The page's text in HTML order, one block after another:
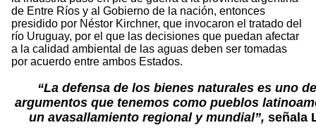
de Entre Ríos y al Gobierno de la nación, entonces
presidido por Néstor Kirchner, que invocaron el tratado del
río Uruguay, por el que las decisiones que puedan afectar
a la calidad ambiental de las aguas deben ser tomadas
por acuerdo entre ambos Estados.
“La defensa de los bienes naturales es uno
argumentos que tenemos como pueblos
un avasallamiento regional y mundial”, señala